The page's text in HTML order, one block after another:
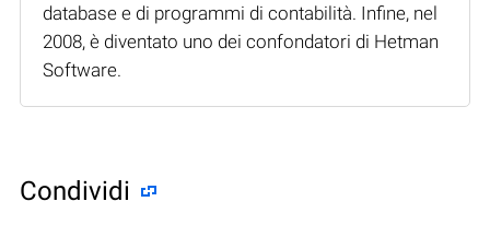
database e di programmi di contabilità. Infine, nel
2008, è diventato uno dei confondatori di Hetman
Software.
Condividi